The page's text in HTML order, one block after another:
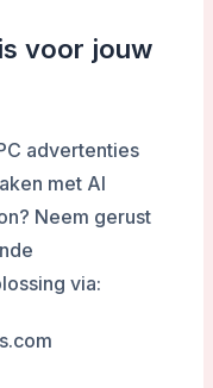
voor jouw
advertenties
met AI
Neem gerust
via: